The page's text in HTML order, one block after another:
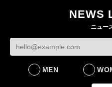
NEWS
ニュー
MEN